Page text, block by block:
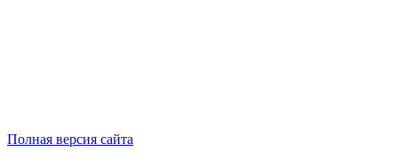
Полная версия сайта